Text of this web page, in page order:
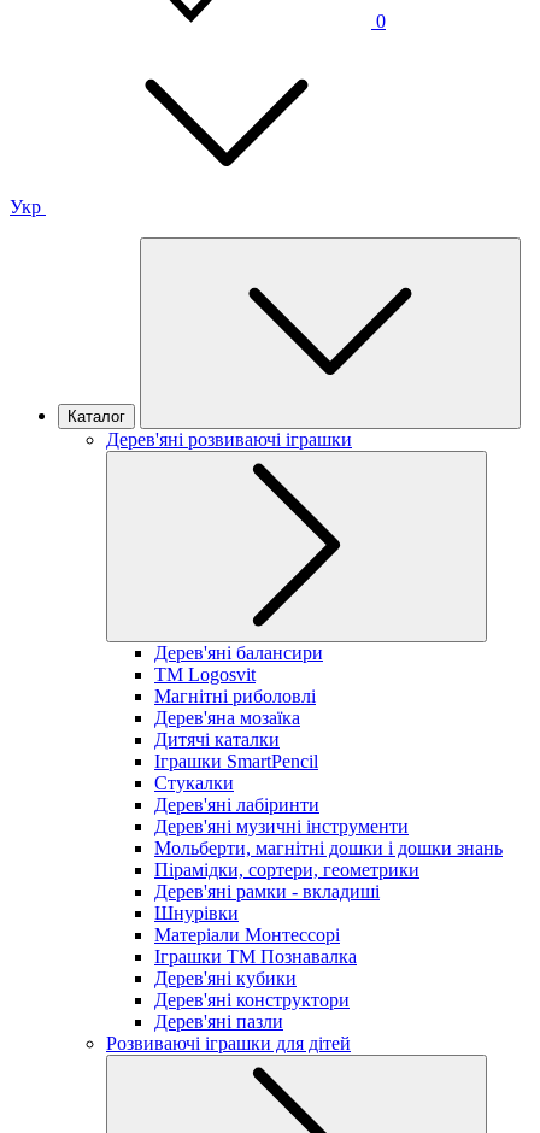
0
Укр
Каталог
Дерев'яні розвиваючі іграшки
Дерев'яні балансири
TM Logosvit
Магнітні риболовлі
Дерев'яна мозаїка
Дитячі каталки
Іграшки SmartPencil
Стукалки
Дерев'яні лабіринти
Дерев'яні музичні інструменти
Мольберти, магнітні дошки і дошки знань
Пірамідки, сортери, геометрики
Дерев'яні рамки - вкладиші
Шнурівки
Матеріали Монтессорі
Іграшки ТМ Познавалка
Дерев'яні кубики
Дерев'яні конструктори
Дерев'яні пазли
Розвиваючі іграшки для дітей